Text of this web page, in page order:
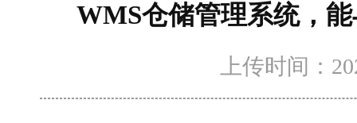
WMS仓储管理系统，
上传时间：